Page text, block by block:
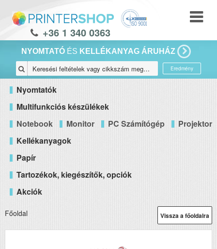
+36 1 340 0363
NYOMTATÓ ÉS KELLÉKANYAG ÁRUHÁZ
Eredmény
Nyomtatók
Multifunkciós készülékek
Notebook
Monitor PC Számítógép
Projektor
Kellékanyagok
Papír
Tartozékok, kiegészítők, opciók
Akciók
Vissza a főoldalra
Főoldal